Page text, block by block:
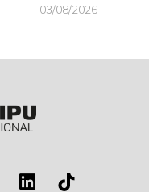
03/08/2026